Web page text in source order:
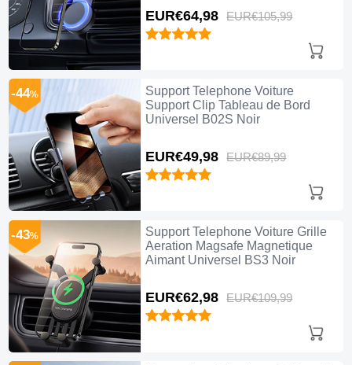
EUR€64,98 EUR€105,99
Support Telephone Voiture
Support Clip Tableau de Bord
Universel B02S Noir
EUR€49,98 EUR€89,99
-44%
Support Telephone Voiture Grille
Aeration Magsafe Magnetique
Aimant Universel BS3 Noir
EUR€62,98 EUR€109,99
-43%